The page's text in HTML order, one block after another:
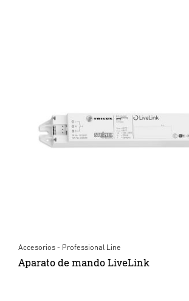
Accesorios - Professional Line
Aparato de mando LiveLink